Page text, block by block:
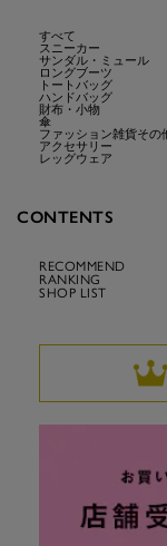
すべて
スニーカー
サンダル・ミュール
ロングブーツ
トートバッグ
ハンドバッグ
財布・小物
傘
ファッション雑貨その
アクセサリー
レッグウェア
CONTENTS
RECOMMEND
RANKING
SHOP LIST